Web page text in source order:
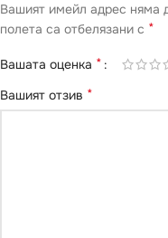
Вашият имейл адрес няма
полета са отбелязани с *
Вашата оценка *
Вашият отзив *